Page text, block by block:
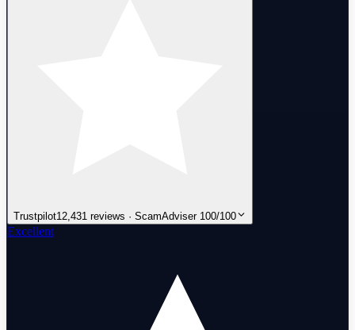
Trustpilot12,431 reviews · ScamAdviser 100/100
Excellent